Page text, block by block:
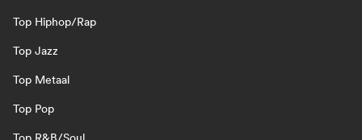
Top Hiphop/Rap
Top Jazz
Top Metaal
Top Pop